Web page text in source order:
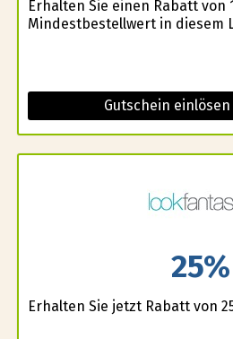
Erhalten Sie einen Rabatt von
Mindestbestellwert in diesem
Gutschein
25%
Erhalten Sie jetzt Rabatt von